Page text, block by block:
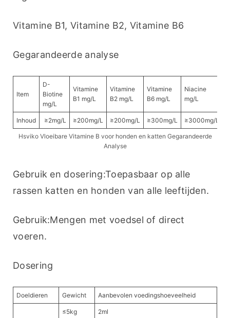
Vitamine B1, Vitamine B2, Vitamine B6
Gegarandeerde analyse
Item
D-
Biotine
mg/L
Vitamine
B1 mg/L
Vitamine
B2 mg/L
Vitamine
B6 mg/L
Niacine
mg/L
Inhoud ≥2mg/L ≥200mg/L ≥200mg/L ≥300mg/L ≥3000mg/L
Hsviko Vloeibare Vitamine B voor honden en katten Gegarandeerde
Analyse
Gebruik en dosering:Toepasbaar op alle
rassen katten en honden van alle leeftijden.
Gebruik:Mengen met voedsel of direct
voeren.
Dosering
Doeldieren Gewicht Aanbevolen voedingshoeveelheid
≤5kg 2ml